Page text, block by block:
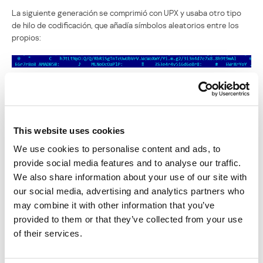
This website uses cookies
We use cookies to personalise content and ads, to
provide social media features and to analyse our traffic.
We also share information about your use of our site with
our social media, advertising and analytics partners who
may combine it with other information that you’ve
provided to them or that they’ve collected from your use
of their services.
La siguiente generación se comprimió con UPX y usaba otro tipo
de hilo de codificación, que añadía símbolos aleatorios entre los
propios:
¿Por qué decidieron los ciberpiratas utilizar esta extensión? Hay
muchas razones, comenzando por el hecho de que los usuarios
finales suelen ignorar los peligros que conllevan estos archivos.
Algunos filtros de correo web no están configurados para
neutralizarlos, incluso si vienen adjuntos a un archivo ZIP en un
mensaje de correo. Pero la principal razón es la de evitar la
detección de soluciones antivirus ya que son capaces de aplicar